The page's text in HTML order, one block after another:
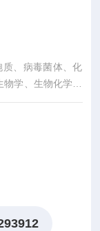
、病毒菌体、化
学、生物化学等